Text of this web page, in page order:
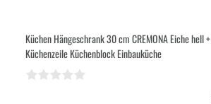
Küchen Hängeschrank 30 cm CREMONA Eiche hell
Küchenzeile Küchenblock Einbauküche